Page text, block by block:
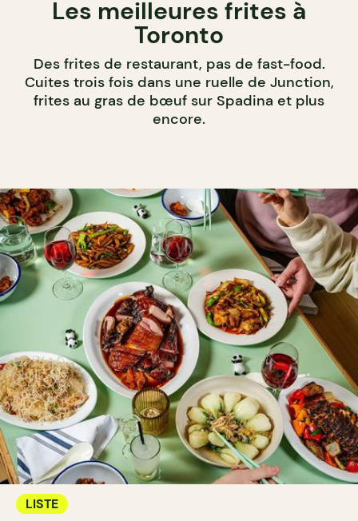
Les meilleures frites à
Toronto
Des frites de restaurant, pas de fast-food.
Cuites trois fois dans une ruelle de Junction,
frites au gras de bœuf sur Spadina et plus
encore.
LISTE